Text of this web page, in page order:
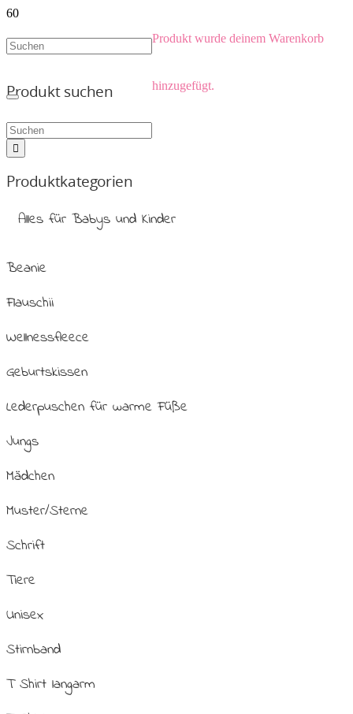
Produkt wurde deinem Warenkorb
hinzugefügt.
Produkt suchen
Produktkategorien
Alles für Babys und Kinder
Beanie
Flauschii
Wellnessfleece
Geburtskissen
Lederpuschen für warme Füße
Jungs
Mädchen
Muster/Sterne
Schrift
Tiere
Unisex
Stirnband
T Shirt langarm